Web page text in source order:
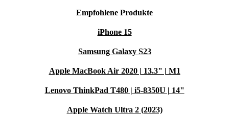
Empfohlene Produkte
iPhone 15
Samsung Galaxy S23
Apple MacBook Air 2020 | 13.3" | M1
Lenovo ThinkPad T480 | i5-8350U | 14"
Apple Watch Ultra 2 (2023)